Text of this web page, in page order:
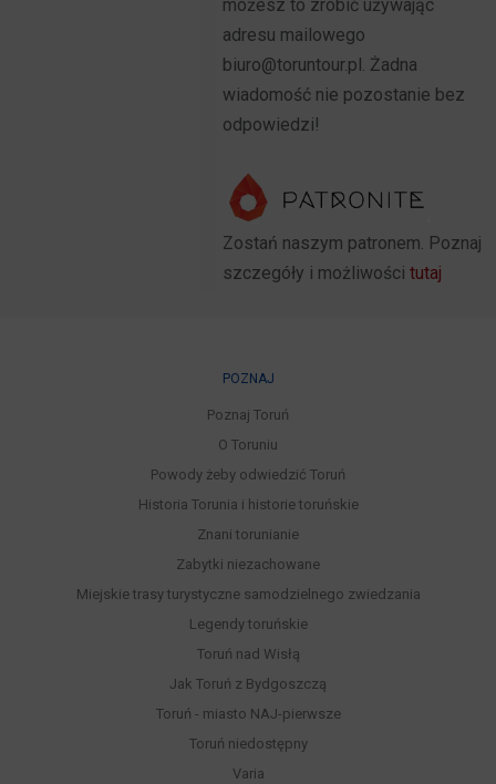
możesz to zrobić używając
adresu mailowego
biuro@toruntour.pl. Żadna
wiadomość nie pozostanie bez
odpowiedzi!
Zostań naszym patronem. Poznaj
szczegóły i możliwości tutaj
POZNAJ
Poznaj Toruń
O Toruniu
Powody żeby odwiedzić Toruń
Historia Torunia i historie toruńskie
Znani torunianie
Zabytki niezachowane
Miejskie trasy turystyczne samodzielnego zwiedzania
Legendy toruńskie
Toruń nad Wisłą
Jak Toruń z Bydgoszczą
Toruń - miasto NAJ-pierwsze
Toruń niedostępny
Varia